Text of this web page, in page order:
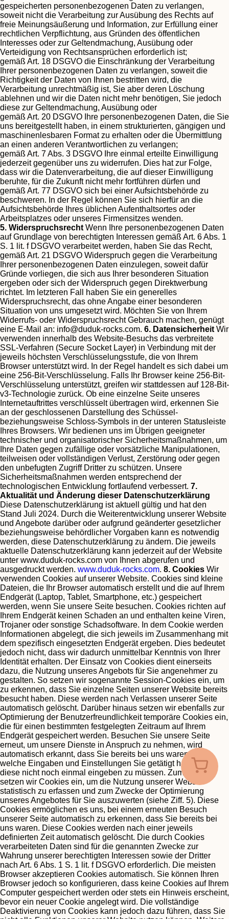
gespeicherten personenbezogenen Daten zu verlangen,
soweit nicht die Verarbeitung zur Ausübung des Rechts auf
freie Meinungsäußerung und Information, zur Erfüllung einer
rechtlichen Verpflichtung, aus Gründen des öffentlichen
Interesses oder zur Geltendmachung, Ausübung oder
Verteidigung von Rechtsansprüchen erforderlich ist;
gemäß Art. 18 DSGVO die Einschränkung der Verarbeitung
Ihrer personenbezogenen Daten zu verlangen, soweit die
Richtigkeit der Daten von Ihnen bestritten wird, die
Verarbeitung unrechtmäßig ist, Sie aber deren Löschung
ablehnen und wir die Daten nicht mehr benötigen, Sie jedoch
diese zur Geltendmachung, Ausübung oder
gemäß Art. 20 DSGVO Ihre personenbezogenen Daten, die Sie
uns bereitgestellt haben, in einem strukturierten, gängigen und
maschinenlesbaren Format zu erhalten oder die Übermittlung
an einen anderen Verantwortlichen zu verlangen;
gemäß Art. 7 Abs. 3 DSGVO Ihre einmal erteilte Einwilligung
jederzeit gegenüber uns zu widerrufen. Dies hat zur Folge,
dass wir die Datenverarbeitung, die auf dieser Einwilligung
beruhte, für die Zukunft nicht mehr fortführen dürfen und
gemäß Art. 77 DSGVO sich bei einer Aufsichtsbehörde zu
beschweren. In der Regel können Sie sich hierfür an die
Aufsichtsbehörde Ihres üblichen Aufenthaltsortes oder
Arbeitsplatzes oder unseres Firmensitzes wenden.
5. Widerspruchsrecht Wenn Ihre personenbezogenen Daten
auf Grundlage von berechtigten Interessen gemäß Art. 6 Abs. 1
S. 1 lit. f DSGVO verarbeitet werden, haben Sie das Recht,
gemäß Art. 21 DSGVO Widerspruch gegen die Verarbeitung
Ihrer personenbezogenen Daten einzulegen, soweit dafür
Gründe vorliegen, die sich aus Ihrer besonderen Situation
ergeben oder sich der Widerspruch gegen Direktwerbung
richtet. Im letzteren Fall haben Sie ein generelles
Widerspruchsrecht, das ohne Angabe einer besonderen
Situation von uns umgesetzt wird. Möchten Sie von Ihrem
Widerrufs- oder Widerspruchsrecht Gebrauch machen, genügt
eine E-Mail an: info@duduk-rocks.com. 6. Datensicherheit Wir
verwenden innerhalb des Website-Besuchs das verbreitete
SSL-Verfahren (Secure Socket Layer) in Verbindung mit der
jeweils höchsten Verschlüsselungsstufe, die von Ihrem
Browser unterstützt wird. In der Regel handelt es sich dabei um
eine 256-Bit-Verschlüsselung. Falls Ihr Browser keine 256-Bit-
Verschlüsselung unterstützt, greifen wir stattdessen auf 128-Bit-
v3-Technologie zurück. Ob eine einzelne Seite unseres
Internetauftrittes verschlüsselt übertragen wird, erkennen Sie
an der geschlossenen Darstellung des Schüssel-
beziehungsweise Schloss-Symbols in der unteren Statusleiste
Ihres Browsers. Wir bedienen uns im Übrigen geeigneter
technischer und organisatorischer Sicherheitsmaßnahmen, um
Ihre Daten gegen zufällige oder vorsätzliche Manipulationen,
teilweisen oder vollständigen Verlust, Zerstörung oder gegen
den unbefugten Zugriff Dritter zu schützen. Unsere
Sicherheitsmaßnahmen werden entsprechend der
technologischen Entwicklung fortlaufend verbessert. 7.
Aktualität und Änderung dieser Datenschutzerklärung
Diese Datenschutzerklärung ist aktuell gültig und hat den
Stand Juli 2024. Durch die Weiterentwicklung unserer Website
und Angebote darüber oder aufgrund geänderter gesetzlicher
beziehungsweise behördlicher Vorgaben kann es notwendig
werden, diese Datenschutzerklärung zu ändern. Die jeweils
aktuelle Datenschutzerklärung kann jederzeit auf der Website
unter www.duduk-rocks.com von Ihnen abgerufen und
ausgedruckt werden. www.duduk-rocks.com. 8. Cookies Wir
verwenden Cookies auf unserer Website. Cookies sind kleine
Dateien, die Ihr Browser automatisch erstellt und die auf Ihrem
Endgerät (Laptop, Tablet, Smartphone, etc.) gespeichert
werden, wenn Sie unsere Seite besuchen. Cookies richten auf
Ihrem Endgerät keinen Schaden an und enthalten keine Viren,
Trojaner oder sonstige Schadsoftware. In dem Cookie werden
Informationen abgelegt, die sich jeweils im Zusammenhang mit
dem spezifisch eingesetzten Endgerät ergeben. Dies bedeutet
jedoch nicht, dass wir dadurch unmittelbar Kenntnis von Ihrer
Identität erhalten. Der Einsatz von Cookies dient einerseits
dazu, die Nutzung unseres Angebots für Sie angenehmer zu
gestalten. So setzen wir sogenannte Session-Cookies ein, um
zu erkennen, dass Sie einzelne Seiten unserer Website bereits
besucht haben. Diese werden nach Verlassen unserer Seite
automatisch gelöscht. Darüber hinaus setzen wir ebenfalls zur
Optimierung der Benutzerfreundlichkeit temporäre Cookies ein,
die für einen bestimmten festgelegten Zeitraum auf Ihrem
Endgerät gespeichert werden. Besuchen Sie unsere Seite
erneut, um unsere Dienste in Anspruch zu nehmen, wird
automatisch erkannt, dass Sie bereits bei uns waren und
welche Eingaben und Einstellungen Sie getätigt haben, um
diese nicht noch einmal eingeben zu müssen. Zum anderen
setzen wir Cookies ein, um die Nutzung unserer Website
statistisch zu erfassen und zum Zwecke der Optimierung
unseres Angebotes für Sie auszuwerten (siehe Ziff. 5). Diese
Cookies ermöglichen es uns, bei einem erneuten Besuch
unserer Seite automatisch zu erkennen, dass Sie bereits bei
uns waren. Diese Cookies werden nach einer jeweils
definierten Zeit automatisch gelöscht. Die durch Cookies
verarbeiteten Daten sind für die genannten Zwecke zur
Wahrung unserer berechtigten Interessen sowie der Dritter
nach Art. 6 Abs. 1 S. 1 lit. f DSGVO erforderlich. Die meisten
Browser akzeptieren Cookies automatisch. Sie können Ihren
Browser jedoch so konfigurieren, dass keine Cookies auf Ihrem
Computer gespeichert werden oder stets ein Hinweis erscheint,
bevor ein neuer Cookie angelegt wird. Die vollständige
Deaktivierung von Cookies kann jedoch dazu führen, dass Sie